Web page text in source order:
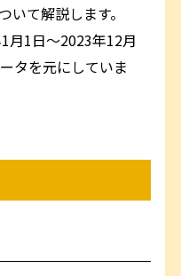
て解説します。
月1日～2023年12月
タを元にしていま